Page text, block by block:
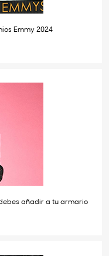
Emmy 2024
añadir a tu armario